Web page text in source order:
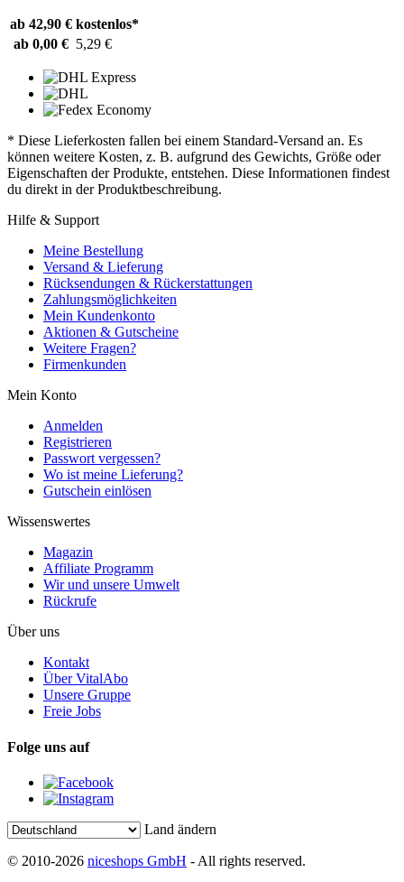
ab 42,90 € kostenlos*
ab 0,00 € 5,29 €
* Diese Lieferkosten fallen bei einem Standard-Versand an. Es
können weitere Kosten, z. B. aufgrund des Gewichts, Größe oder
Eigenschaften der Produkte, entstehen. Diese Informationen findest
du direkt in der Produktbeschreibung.
Hilfe & Support
Meine Bestellung
Versand & Lieferung
Rücksendungen & Rückerstattungen
Zahlungsmöglichkeiten
Mein Kundenkonto
Aktionen & Gutscheine
Weitere Fragen?
Firmenkunden
Mein Konto
Anmelden
Registrieren
Passwort vergessen?
Wo ist meine Lieferung?
Gutschein einlösen
Wissenswertes
Magazin
Affiliate Programm
Wir und unsere Umwelt
Rückrufe
Über uns
Kontakt
Über VitalAbo
Unsere Gruppe
Freie Jobs
Folge uns auf
Land ändern
© 2010-2026 niceshops GmbH - All rights reserved.